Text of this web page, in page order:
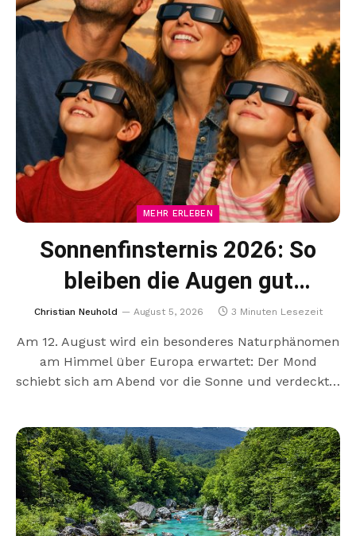
MEHR ERLEBEN
Sonnenfinsternis 2026: So
bleiben die Augen gut
geschützt
Christian Neuhold August 5, 2026 3 Minuten Lesezeit
Am 12. August wird ein besonderes Naturphänomen
am Himmel über Europa erwartet: Der Mond
schiebt sich am Abend vor die Sonne und verdeckt…